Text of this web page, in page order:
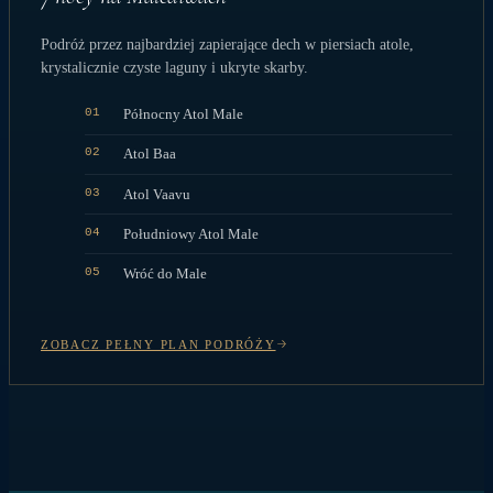
Podróż przez najbardziej zapierające dech w piersiach atole,
krystalicznie czyste laguny i ukryte skarby.
01 Północny Atol Male
02 Atol Baa
03 Atol Vaavu
04 Południowy Atol Male
05 Wróć do Male
ZOBACZ PEŁNY PLAN PODRÓŻY